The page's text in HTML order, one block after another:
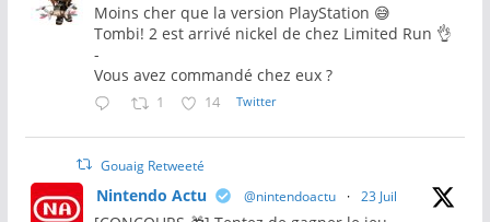
Moins cher que la version PlayStation 😅
Tombi! 2 est arrivé nickel de chez Limited Run 👌
-
Vous avez commandé chez eux ?
1 14 Twitter
Gouaig Retweeté
Nintendo Actu @nintendoactu · 23 Juil